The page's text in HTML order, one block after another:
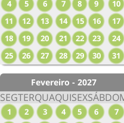
4
5 6 7 8 9
10
11
12 13 14 15 16
17
18
19 20 21 22 23
24
25
26 27 28 29 30 31
Fevereiro - 2027
SEGTERQUAQUISEXSÁB
1 2 3 4 5 6
7